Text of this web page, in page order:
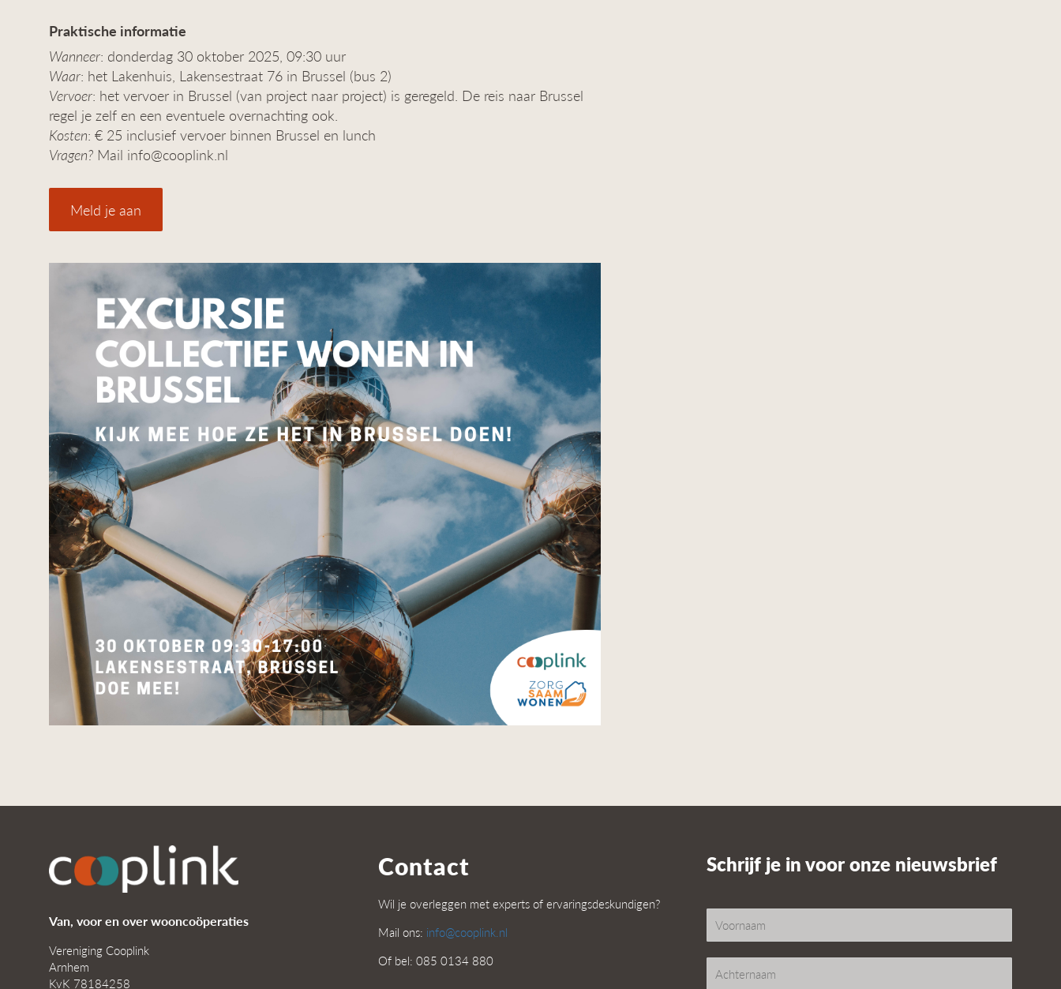
Praktische informatie
Wanneer: donderdag 30 oktober 2025, 09:30 uur
Waar: het Lakenhuis, Lakensestraat 76 in Brussel (bus 2)
Vervoer: het vervoer in Brussel (van project naar project) is geregeld. De reis naar Brussel
regel je zelf en een eventuele overnachting ook.
Kosten: € 25 inclusief vervoer binnen Brussel en lunch
Vragen? Mail info@cooplink.nl
Meld je aan
Van, voor en over wooncoöperaties
Vereniging Cooplink
Arnhem
KvK 78184258
Contact
Wil je overleggen met experts of ervaringsdeskundigen?
Mail ons: info@cooplink.nl
Of bel: 085 0134 880
Schrijf je in voor onze nieuwsbrief